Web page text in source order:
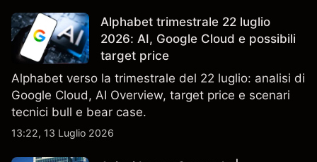
Alphabet trimestrale 22 luglio
2026: AI, Google Cloud e possibili
target price
Alphabet verso la trimestrale del 22 luglio: analisi di
Google Cloud, AI Overview, target price e scenari
tecnici bull e bear case.
13:22, 13 Luglio 2026